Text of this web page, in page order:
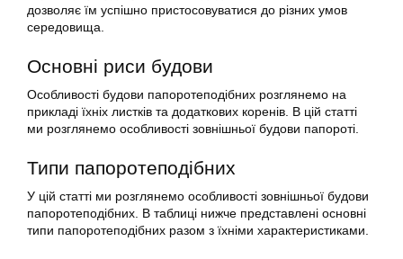
дозволяє їм успішно пристосовуватися до різних умов
середовища.
Основні риси будови
Особливості будови папоротеподібних розглянемо на
прикладі їхніх листків та додаткових коренів. В цій статті
ми розглянемо особливості зовнішньої будови папороті.
Типи папоротеподібних
У цій статті ми розглянемо особливості зовнішньої будови
папоротеподібних. В таблиці нижче представлені основні
типи папоротеподібних разом з їхніми характеристиками.